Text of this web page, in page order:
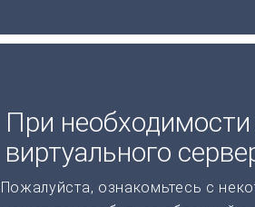
При
виртуального
Пожалуйста, ознакомьтесь с